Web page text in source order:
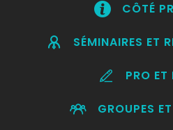
CÔTÉ
SÉMINAIRES ET
PRO ET
GROUPES